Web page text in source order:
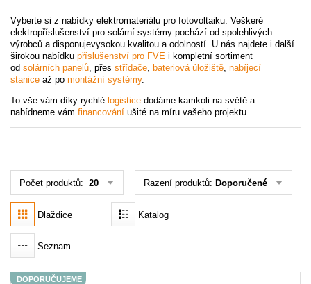
Střídače
Bateriová úložiště
Nabíjecí stanice
Akce
MENU
Vyberte si z nabídky elektromateriálu pro fotovoltaiku. Veškeré
elektropříslušenství pro solární systémy pochází od spolehlivých
výrobců a disponujevysokou kvalitou a odolností. U nás najdete i další
širokou nabídku příslušenství pro FVE i kompletní sortiment
od solárních panelů, přes střídače, bateriová úložiště, nabíjecí
stanice až po montážní systémy.
To vše vám díky rychlé logistice dodáme kamkoli na světě a
nabídneme vám financování ušité na míru vašeho projektu.
Počet produktů: 20 Řazení produktů: Doporučené
Dlaždice Katalog
Seznam
DOPORUČUJEME